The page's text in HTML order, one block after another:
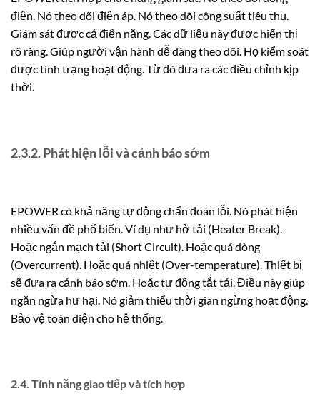
điện. Nó theo dõi điện áp. Nó theo dõi công suất tiêu thụ.
Giám sát được cả điện năng. Các dữ liệu này được hiển thị
rõ ràng. Giúp người vận hành dễ dàng theo dõi. Họ kiểm soát
được tình trạng hoạt động. Từ đó đưa ra các điều chỉnh kịp
thời.
2.3.2. Phát hiện lỗi và cảnh báo sớm
EPOWER có khả năng tự động chẩn đoán lỗi. Nó phát hiện
nhiều vấn đề phổ biến. Ví dụ như hở tải (Heater Break).
Hoặc ngắn mạch tải (Short Circuit). Hoặc quá dòng
(Overcurrent). Hoặc quá nhiệt (Over-temperature). Thiết bị
sẽ đưa ra cảnh báo sớm. Hoặc tự động tắt tải. Điều này giúp
ngăn ngừa hư hại. Nó giảm thiểu thời gian ngừng hoạt động.
Bảo vệ toàn diện cho hệ thống.
2.4. Tính năng giao tiếp và tích hợp